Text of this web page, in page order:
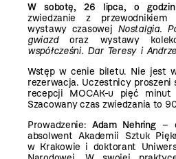
W sobotę, 26 lipca, o
zwiedzanie z
wystawy czasowej Nostalgia.
gwiazdoraz wystawy
współcześni. Dar Teresy i
Wstęp w cenie biletu. Nie jest
rezerwacja. Uczestnicy proszeni
recepcji MOCAK-u pięć minut
Szacowany czas zwiedzania to
Prowadzenie: Adam Nehring–
absolwent Akademii Sztuk
w Krakowie i doktorant